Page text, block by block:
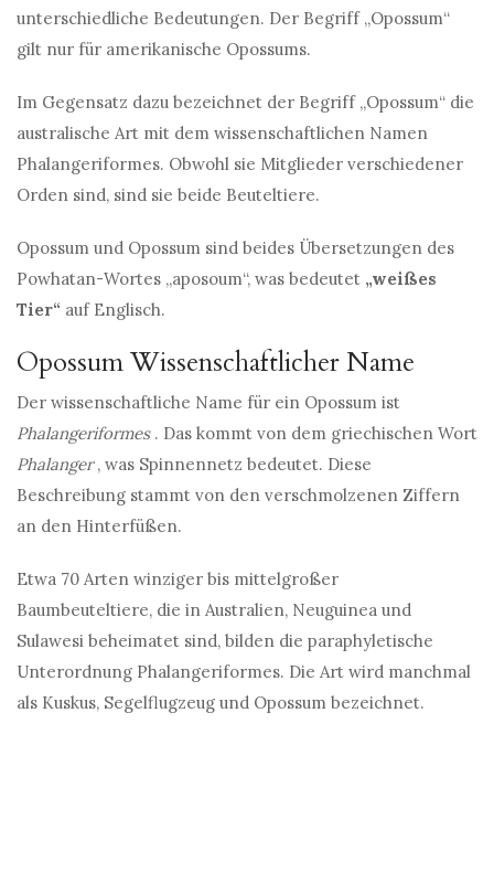
unterschiedliche Bedeutungen. Der Begriff „Opossum“
gilt nur für amerikanische Opossums.
Im Gegensatz dazu bezeichnet der Begriff „Opossum“ die
australische Art mit dem wissenschaftlichen Namen
Phalangeriformes. Obwohl sie Mitglieder verschiedener
Orden sind, sind sie beide Beuteltiere.
Opossum und Opossum sind beides Übersetzungen des
Powhatan-Wortes „aposoum“, was bedeutet „weißes
Tier“ auf Englisch.
Opossum Wissenschaftlicher Name
Der wissenschaftliche Name für ein Opossum ist
Phalangeriformes. Das kommt von dem griechischen Wort
Phalanger, was Spinnennetz bedeutet. Diese
Beschreibung stammt von den verschmolzenen Ziffern
an den Hinterfüßen.
Etwa 70 Arten winziger bis mittelgroßer
Baumbeuteltiere, die in Australien, Neuguinea und
Sulawesi beheimatet sind, bilden die paraphyletische
Unterordnung Phalangeriformes. Die Art wird manchmal
als Kuskus, Segelflugzeug und Opossum bezeichnet.